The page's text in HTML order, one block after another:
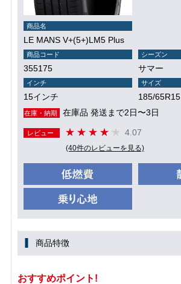
商品名
LE MANS V+(5+)LM5 Plus
商品コード
355175
シーズン
サマー
インチ
15インチ
サイズ
185/65R15
在庫・納期 在庫品 発送まで2日〜3日
レビュー 4.07
(40件のレビューを見る)
商品特徴
おすすめポイント!